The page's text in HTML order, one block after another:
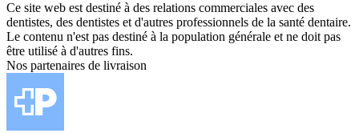
Ce site web est destiné à des relations commerciales avec des
dentistes, des dentistes et d'autres professionnels de la santé dentaire.
Le contenu n'est pas destiné à la population générale et ne doit pas
être utilisé à d'autres fins.
Nos partenaires de livraison